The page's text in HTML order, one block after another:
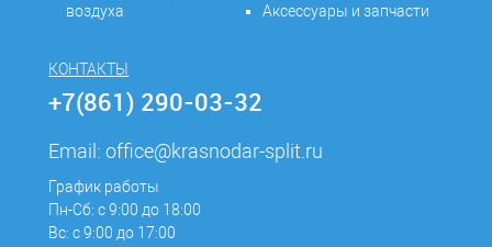
воздуха
Аксессуары и запчасти
КОНТАКТЫ
+7(861) 290-03-32
Email:office@krasnodar-split.ru
График работы
Пн-Сб: с 9:00 до 18:00
Вс: с 9:00 до 17:00